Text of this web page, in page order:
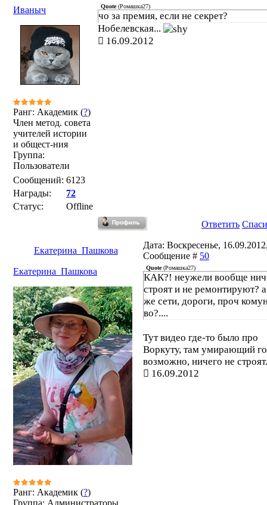
Иваныч
Ранг: Академик (?)
Член метод. совета
учителей истории
и общест-ния
Группа:
Пользователи
Сообщений: 6123
Награды:
72
Статус:
Offline
Quote(Ромашка27)
чо за премия, если не секрет?
Нобелевская...
16.09.2012
Ответить
Екатерина_Пашкова
Дата: Воскресенье,
Сообщение # 50
Екатерина_Пашкова
Ранг: Академик (?)
Группа: Администраторы
Quote(Ромашка27)
КАК?! неужели вообще
строят и не ремонтируют?
же сети, дороги, проч
во?....
Тут видео где-то было про
Воркуту, там умирающий
возможно, ничего не
16.09.2012